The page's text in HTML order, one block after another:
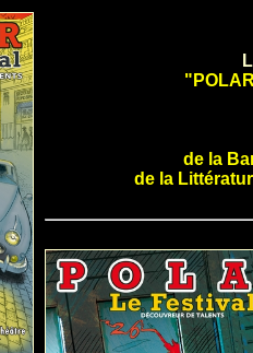
de la
de la